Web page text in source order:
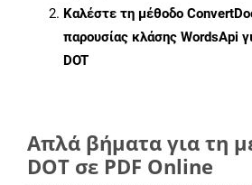
Καλέστε τη μέθοδο
παρουσίας κλάσης WordsApi
DOT
Απλά βήματα για τη
DOT σε PDF Online